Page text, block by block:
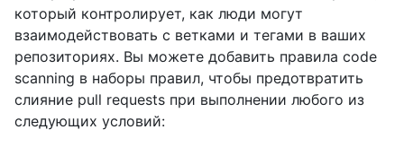
который контролирует, как люди могут
взаимодействовать с ветками и тегами в ваших
репозиториях. Вы можете добавить правила code
scanning в наборы правил, чтобы предотвратить
слияние pull requests при выполнении любого из
следующих условий: